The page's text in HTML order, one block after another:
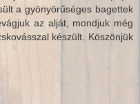
a gyönyörűséges bagettek
az alját, mondjuk még
készült. Köszönjük